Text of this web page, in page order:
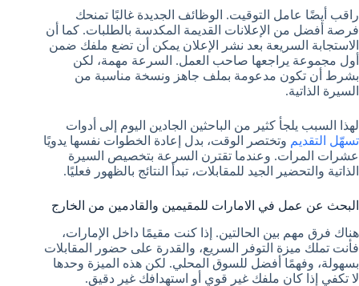
راقب أيضًا عامل التوقيت. الوظائف الجديدة غالبًا تمنحك
فرصة أفضل من الإعلانات القديمة المكدسة بالطلبات. كما أن
الاستجابة السريعة بعد نشر الإعلان يمكن أن تضع ملفك ضمن
أول مجموعة يراجعها صاحب العمل. السرعة مهمة، لكن
بشرط أن تكون مدعومة بملف جاهز ونسخة مناسبة من
السيرة الذاتية.
لهذا السبب يلجأ كثير من الباحثين الجادين اليوم إلى أدوات
تسهّل التقديم وتختصر الوقت، بدل إعادة الخطوات نفسها يدويًا
عشرات المرات. وعندما تقترن السرعة بتخصيص السيرة
الذاتية والتحضير الجيد للمقابلات، تبدأ النتائج بالظهور فعليًا.
البحث عن عمل في الامارات للمقيمين والقادمين من الخارج
هناك فرق مهم بين الحالتين. إذا كنت مقيمًا داخل الإمارات،
فأنت تملك ميزة التوفر السريع، والقدرة على حضور المقابلات
بسهولة، وفهمًا أفضل للسوق المحلي. لكن هذه الميزة وحدها
لا تكفي إذا كان ملفك غير قوي أو استهدافك غير دقيق.